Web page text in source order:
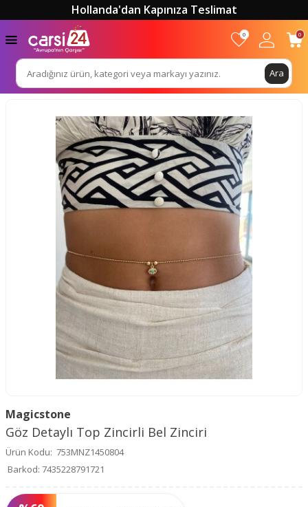
Hollanda'dan Kapınıza Teslimat
Ara
0 0
Magicstone
Göz Detaylı Top Zincirli Bel Zinciri
Ürün Kodu: 753MNZ1450804
Barkod: 7435228791721